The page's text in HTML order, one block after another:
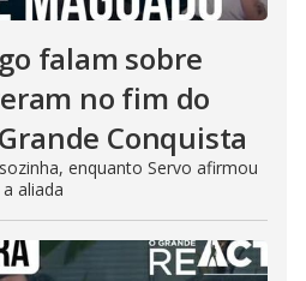
falam sobre
no fim do
Conquista
enquanto Servo afirmou
aliada